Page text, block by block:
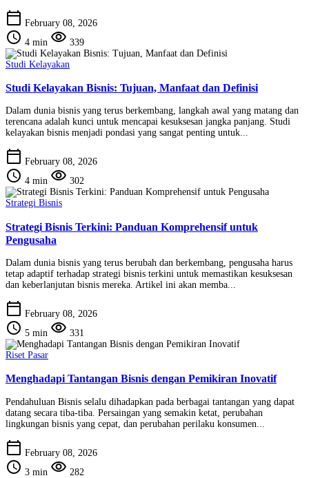
calendar_today February 08, 2026
schedule 4 min visibility 339
Studi Kelayakan
Studi Kelayakan Bisnis: Tujuan, Manfaat dan Definisi
Dalam dunia bisnis yang terus berkembang, langkah awal yang matang dan
terencana adalah kunci untuk mencapai kesuksesan jangka panjang. Studi
kelayakan bisnis menjadi pondasi yang sangat penting untuk...
calendar_today February 08, 2026
schedule 4 min visibility 302
Strategi Bisnis
Strategi Bisnis Terkini: Panduan Komprehensif untuk
Pengusaha
Dalam dunia bisnis yang terus berubah dan berkembang, pengusaha harus
tetap adaptif terhadap strategi bisnis terkini untuk memastikan kesuksesan
dan keberlanjutan bisnis mereka. Artikel ini akan memba...
calendar_today February 08, 2026
schedule 5 min visibility 331
Riset Pasar
Menghadapi Tantangan Bisnis dengan Pemikiran Inovatif
Pendahuluan Bisnis selalu dihadapkan pada berbagai tantangan yang dapat
datang secara tiba-tiba. Persaingan yang semakin ketat, perubahan
lingkungan bisnis yang cepat, dan perubahan perilaku konsumen...
calendar_today February 08, 2026
schedule 3 min visibility 282